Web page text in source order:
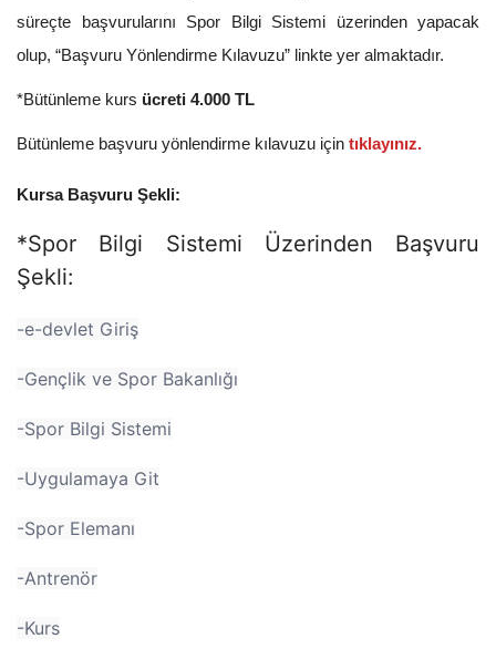
süreçte başvurularını Spor Bilgi Sistemi üzerinden yapacak
olup, “Başvuru Yönlendirme Kılavuzu” linkte yer almaktadır.
*Bütünleme kurs ücreti 4.000 TL
Bütünleme başvuru yönlendirme kılavuzu için tıklayınız.
Kursa Başvuru Şekli:
*Spor Bilgi Sistemi Üzerinden Başvuru
Şekli:
-e-devlet Giriş
-Gençlik ve Spor Bakanlığı
-Spor Bilgi Sistemi
-Uygulamaya Git
-Spor Elemanı
-Antrenör
-Kurs